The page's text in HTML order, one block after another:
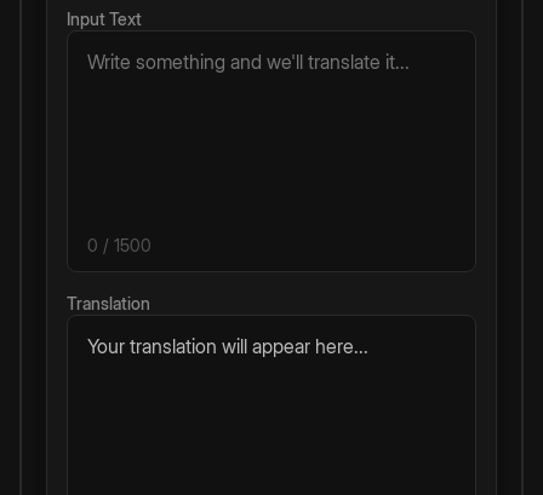
Input Text
0 / 1500
Translation
Your translation will appear here...